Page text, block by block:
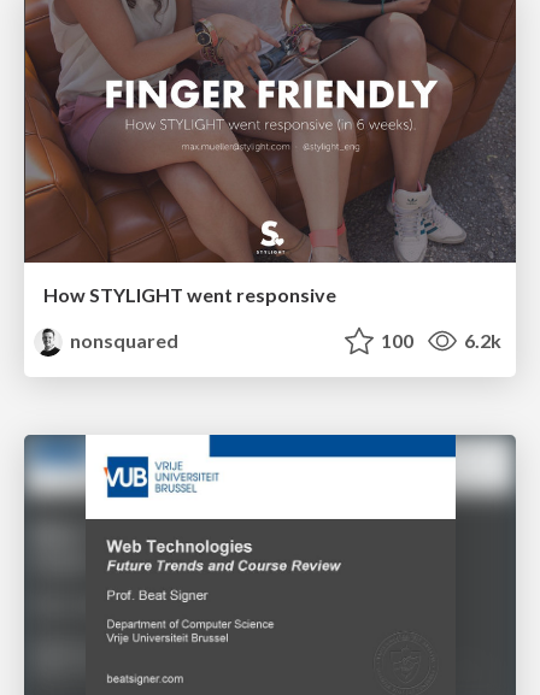
How STYLIGHT went responsive
nonsquared
100 6.2k